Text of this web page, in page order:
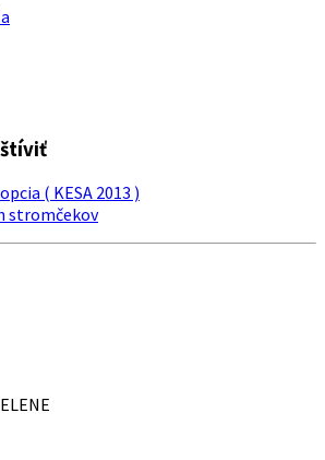
( KESA 2013 )
stromčekov